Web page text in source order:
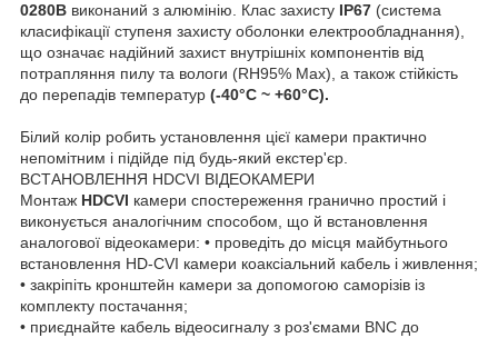
0280B виконаний з алюмінію. Клас захисту IP67 (система
класифікації ступеня захисту оболонки електрообладнання),
що означає надійний захист внутрішніх компонентів від
потрапляння пилу та вологи (RH95% Max), а також стійкість
до перепадів температур (-40°C ~ +60°C).
Білий колір робить установлення цієї камери практично
непомітним і підійде під будь-який екстер'єр.
ВСТАНОВЛЕННЯ HDCVI ВІДЕОКАМЕРИ
Монтаж HDCVI камери спостереження гранично простий і
виконується аналогічним способом, що й встановлення
аналогової відеокамери: • проведіть до місця майбутнього
встановлення HD-CVI камери коаксіальний кабель і живлення;
• закріпіть кронштейн камери за допомогою саморізів із
комплекту постачання;
• приєднайте кабель відеосигналу з роз'ємами BNC до